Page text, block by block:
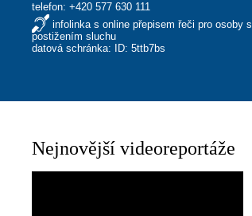
telefon:+420 577 630 111
infolinka s online přepisem řeči pro osoby s
postižením sluchu
datová schránka: ID: 5ttb7bs
Nejnovější videoreportáže